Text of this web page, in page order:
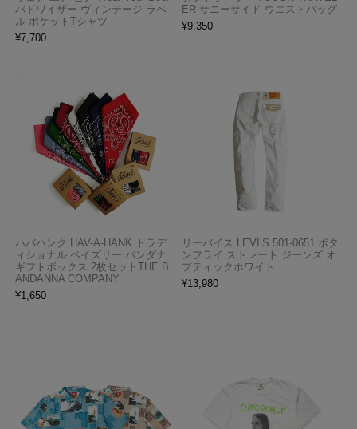
バドワイザー ヴィンテージ ラベ
ル ポケットTシャツ
¥7,700
ER サニーサイド ウエストバッグ
¥9,350
ハバハンク HAV-A-HANK トラデ
ィショナル ペイズリー バンダナ
ギフトボックス 2枚セットTHE B
ANDANNA COMPANY
¥1,650
リーバイス LEVI’S 501-0651 ボタ
ンフライ ストレート ジーンズ オ
プティックホワイト
¥13,980